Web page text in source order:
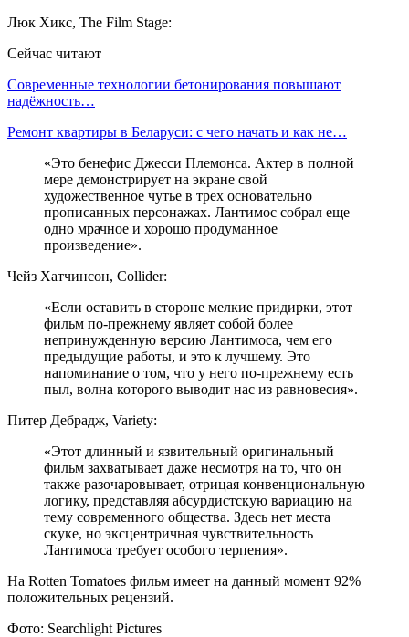
Люк Хикс, The Film Stage:
Сейчас читают
Современные технологии бетонирования повышают
надёжность…
Ремонт квартиры в Беларуси: с чего начать и как не…
«Это бенефис Джесси Племонса. Актер в полной
мере демонстрирует на экране свой
художественное чутье в трех основательно
прописанных персонажах. Лантимос собрал еще
одно мрачное и хорошо продуманное
произведение».
Чейз Хатчинсон, Collider:
«Если оставить в стороне мелкие придирки, этот
фильм по-прежнему являет собой более
непринужденную версию Лантимоса, чем его
предыдущие работы, и это к лучшему. Это
напоминание о том, что у него по-прежнему есть
пыл, волна которого выводит нас из равновесия».
Питер Дебрадж, Variety:
«Этот длинный и язвительный оригинальный
фильм захватывает даже несмотря на то, что он
также разочаровывает, отрицая конвенциональную
логику, представляя абсурдистскую вариацию на
тему современного общества. Здесь нет места
скуке, но эксцентричная чувствительность
Лантимоса требует особого терпения».
На Rotten Tomatoes фильм имеет на данный момент 92%
положительных рецензий.
Фото: Searchlight Pictures